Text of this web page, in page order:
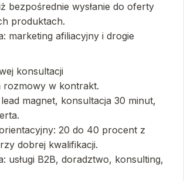
bezpośrednie wysłanie do oferty
produktach.
marketing afiliacyjny i drogie
konsultacji
rozmowy w kontrakt.
magnet, konsultacja 30 minut,
20 do 40 procent z
dobrej kwalifikacji.
usługi B2B, doradztwo, konsulting,